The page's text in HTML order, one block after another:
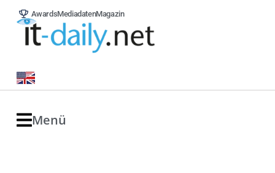
AwardsMediadatenMagazin
Menü